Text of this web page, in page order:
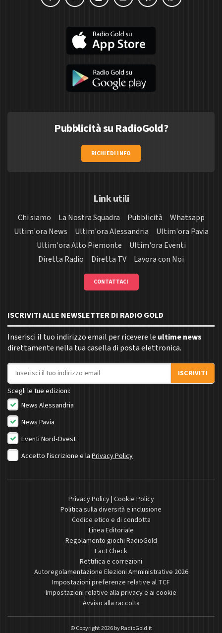
Pubblicità su RadioGold?
RICHIEDI INFO
Link utili
Chi siamo La Nostra Squadra Pubblicità
Whatsapp
Ultim'ora News
Ultim'ora Alessandria
Ultim'ora Pavia
Ultim'ora Alto Piemonte
Ultim'ora Eventi
Diretta Radio
Diretta TV Lavora con Noi
CONTATTACI
ISCRIVITI ALLE NEWSLETTER DI RADIO GOLD
Inserisci il tuo indirizzo email per ricevere le ultime news
direttamente nella tua casella di posta elettronica.
Indirizzo email
ISCRIVITI
Scegli le tue edizioni:
News Alessandria
News Pavia
Eventi Nord-Ovest
Accetto l'iscrizione e la Privacy Policy
Privacy Policy| Cookie Policy
Politica sulla diversità e inclusione
Codice etico e di condotta
Linea Editoriale
Regolamento giochi RadioGold
Fact Check
Rettifica e correzioni
Autoregolamentazione Elezioni Amministrative 2026
Impostazioni preferenze relative al TCF
Impostazioni relative alla privacy e ai cookie
Avviso alla raccolta
© Copyright 2026 byRadioGold.it